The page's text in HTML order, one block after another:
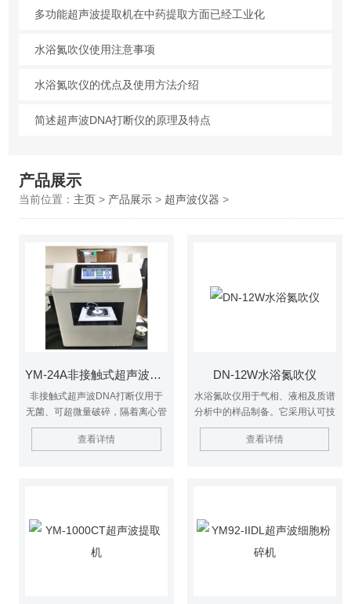
多功能超声波提取机在中药提取方面已经工业化
水浴氮吹仪使用注意事项
水浴氮吹仪的优点及使用方法介绍
简述超声波DNA打断仪的原理及特点
产品展示
当前位置： 主页> 产品展示> 超声波仪器 >
YM-24A非接触式超声波DNA打断仪
非接触式超声波DNA打断仪用于
无菌、可超微量破碎，隔着离心管
能打断染色体。专为二代测序
DNA 样本与染色质免疫共沉淀实
探头与样品不接触，避免交叉污
染。
查看详情
DN-12W水浴氮吹仪
水浴氮吹仪用于气相、液相及质谱
分析中的样品制备。它采用认可技
术，通过将氮气吹入加热样品的表
面进行样品浓缩。
查看详情